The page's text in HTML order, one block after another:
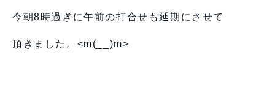
今朝8時過ぎに午前の打合せも延期にさせて
頂きました。<m(__)m>